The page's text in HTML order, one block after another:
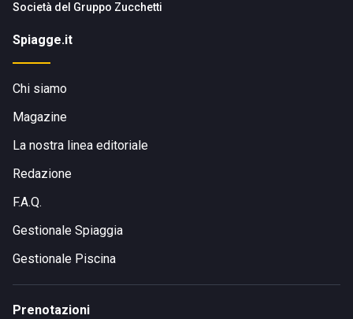
Società del Gruppo Zucchetti
Spiagge.it
Chi siamo
Magazine
La nostra linea editoriale
Redazione
F.A.Q.
Gestionale Spiaggia
Gestionale Piscina
Prenotazioni